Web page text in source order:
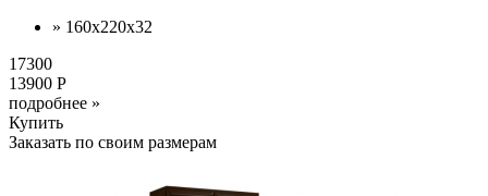
» 160x220x32
17300
13900 Р
подробнее »
Купить
Заказать по своим размерам